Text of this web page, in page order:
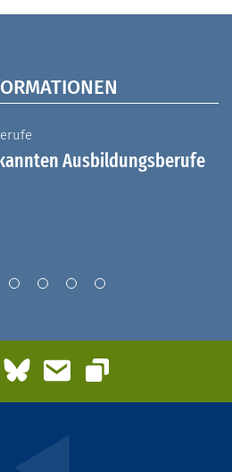
Ausbildungsberufe
BlueskyE-Mail
Link kopieren